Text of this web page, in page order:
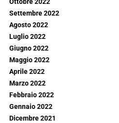
Ottobre 2022
Settembre 2022
Agosto 2022
Luglio 2022
Giugno 2022
Maggio 2022
Aprile 2022
Marzo 2022
Febbraio 2022
Gennaio 2022
Dicembre 2021